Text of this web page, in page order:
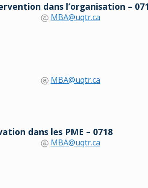
dans l’organisation –
MBA@uqtr.ca
MBA@uqtr.ca
dans les PME – 0718
MBA@uqtr.ca